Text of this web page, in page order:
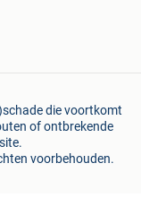
die voortkomt
of ontbrekende
voorbehouden.